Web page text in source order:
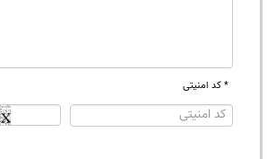
* کد امنیتی